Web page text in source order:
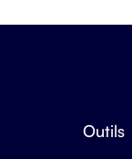
Outils